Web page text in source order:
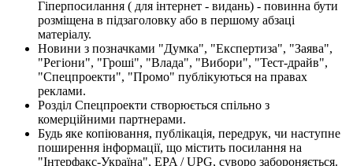
Гіперпосилання ( для інтернет - видань) - повинна бути
розміщена в підзаголовку або в першому абзаці
матеріалу.
Новини з позначками "Думка", "Експертиза", "Заява",
"Регіони", "Гроші", "Влада", "Вибори", "Тест-драйв",
"Спецпроекти", "Промо" публікуються на правах
реклами.
Розділ Спецпроекти створюється спільно з
комерційними партнерами.
Будь яке копіювання, публікація, передрук, чи наступне
поширення інформації, що містить посилання на
"Інтерфакс-Україна", EPA / UPG, суворо забороняється.